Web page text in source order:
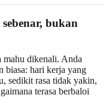
bukan
mahu dikenali. Anda
biasa: hari kerja yang
sedikit rasa tidak yakin,
terasa berbaloi